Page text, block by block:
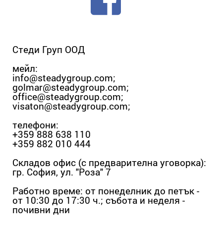
Стеди Груп ООД
мейл:
info@steadygroup.com;
golmar@steadygroup.com;
office@steadygroup.com;
visaton@steadygroup.com;
телефони:
+359 888 638 110
+359 882 010 444
Складов офис (с предварителна уговорка):
гр. София, ул. "Роза" 7
Работно време: от понеделник до петък -
от 10:30 до 17:30 ч.; събота и неделя -
почивни дни